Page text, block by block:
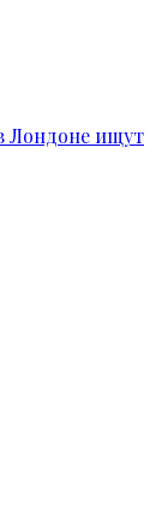
Лондоне ищут